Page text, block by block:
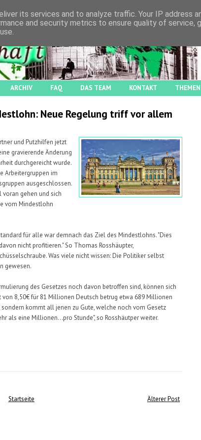
ARCHIV FAQ DAS TEAM KONTAKT THEMEN
Neue Regelung triff vor allem
und Putzhilfen jetzt
gravierende Änderung
durchgereicht wurde.
Arbeitergruppen im
ausgeschlossen.
gehen und sich
vom Mindestlohn
für alle war demnach das Ziel des Mindestlohns. "Dies
nicht profitieren." So Thomas Rosshäupter,
Was viele nicht wissen: Die Politiker selbst
gewesen.
des Gesetzes noch davon betroffen sind, können sich
8,50€ für 81 Millionen Deutsch betrug etwa 689 Millionen
kommt all jenen zu Gute, welche noch vom Gesetz
als eine Millionen...pro Stunde", so Rosshäutper weiter.
Älterer Post
Startseite
its services and to analyze traffic. Your IP address
and security metrics to ensure quality of service,